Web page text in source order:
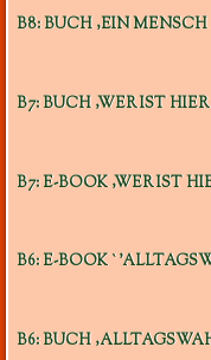
B8: BUCH ‚EIN MENSCH
B7: BUCH ‚WER IST
B7: E-BOOK ‚WER IST
B6: E-BOOK
B6: BUCH